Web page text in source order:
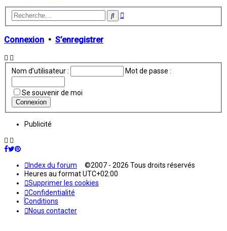
Rechercher
Recherche
Connexion • S’enregistrer
Nom d’utilisateur : Mot de passe :
Se souvenir de moi
Publicité
Index du forum ©2007 - 2026 Tous droits réservés
Heures au formatUTC+02:00
Supprimer les cookies
Confidentialité
Conditions
Nous contacter